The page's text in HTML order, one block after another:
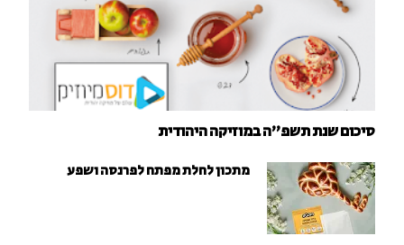
סיכום שנת תשפ"ה במוזיקה היהודית
מתכון לחלת מפתח לפרנסה ושפע